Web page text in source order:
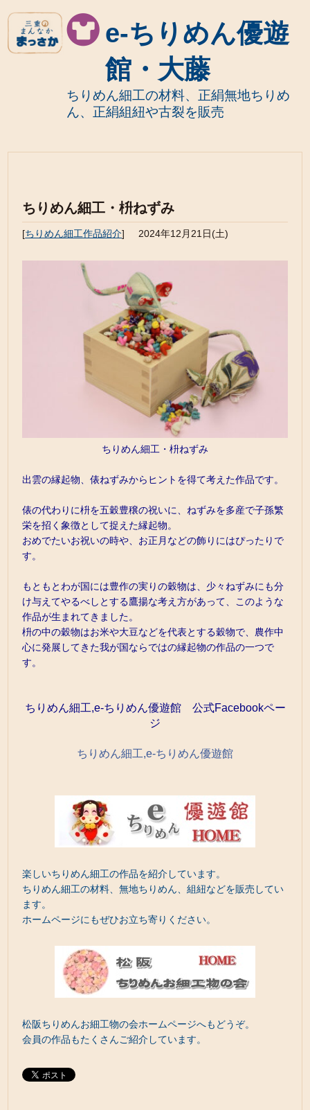
e-ちりめん優遊
館・大藤
ちりめん細工の材料、正絹無地ちりめ
ん、正絹組紐や古裂を販売
ちりめん細工・枡ねずみ
[ちりめん細工作品紹介] 2024年12月21日(土)
ちりめん細工・枡ねずみ
出雲の縁起物、俵ねずみからヒントを得て考えた作品です。
俵の代わりに枡を五穀豊穣の祝いに、ねずみを多産で子孫繁
栄を招く象徴として捉えた縁起物。
おめでたいお祝いの時や、お正月などの飾りにはぴったりで
す。
もともとわが国には豊作の実りの穀物は、少々ねずみにも分
け与えてやるべしとする鷹揚な考え方があって、このような
作品が生まれてきました。
枡の中の穀物はお米や大豆などを代表とする穀物で、農作中
心に発展してきた我が国ならではの縁起物の作品の一つで
す。
ちりめん細工,e-ちりめん優遊館 公式Facebookペー
ジ
ちりめん細工,e-ちりめん優遊館
楽しいちりめん細工の作品を紹介しています。
ちりめん細工の材料、無地ちりめん、組紐などを販売してい
ます。
ホームページにもぜひお立ち寄りください。
松阪ちりめんお細工物の会ホームページへもどうぞ。
会員の作品もたくさんご紹介しています。